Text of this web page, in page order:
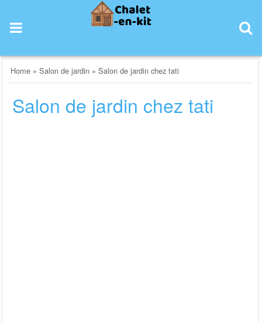
content
Home »Salon de jardin »Salon de jardin chez tati
Salon de jardin chez tati